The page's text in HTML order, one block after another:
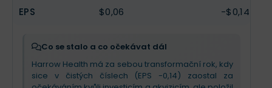
Pro nadcházející čtvrtletí firma očekává silný růst
cíl 280 mil. USD za rok 2025
), podpořený
akvizicemi biosimilárních produktů od Samsungu.
Investoři by měli očekávat zrychlení tempa v druhé
polovině roku, kdy se naplno projevíprovozní
páka – tržby rostou, zatímco náklady zůstávají
EPS $0,06 -$0,14
Co se stalo a co očekávat dál
Harrow Health má za sebou transformační rok, kdy
sice v čistých číslech (EPS -0,14) zaostal za